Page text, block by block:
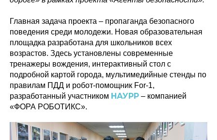
Главная задача проекта – пропаганда безопасного
поведения среди молодежи. Новая образовательная
площадка разработана для школьников всех
возрастов. Здесь установлены современные
тренажеры вождения, интерактивный стол с
подробной картой города, мультимедийные стенды по
правилам ПДД и робот-помощник For-1,
разработанный участником НАУРР – компанией
«ФОРА РОБОТИКС».